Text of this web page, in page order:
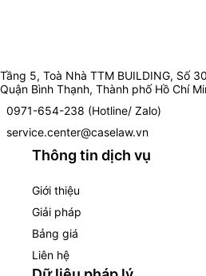
Tầng 5, Toà Nhà TTM BUILDING, Số
Quận Bình Thạnh, Thành phố Hồ Chí
0971-654-238 (Hotline/ Zalo)
service.center@caselaw.vn
Thông tin dịch vụ
Giới thiệu
Giải pháp
Bảng giá
Liên hệ